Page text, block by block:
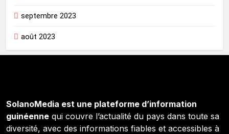
septembre 2023
août 2023
SolanoMedia est une plateforme d’information
guinéenne qui couvre l’actualité du pays dans toute sa
diversité, avec des informations fiables et accessibles à